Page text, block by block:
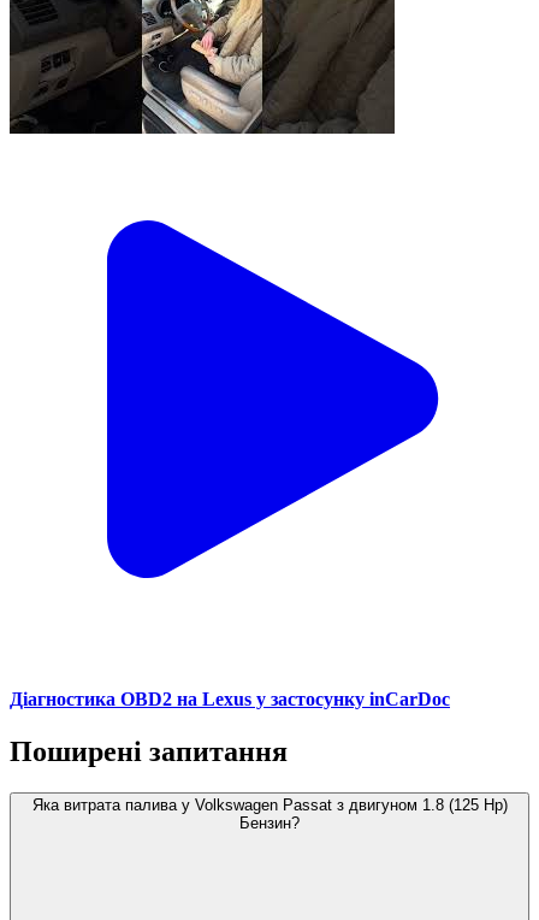
Діагностика OBD2 на Lexus у застосунку inCarDoc
Поширені запитання
Яка витрата палива у Volkswagen Passat з двигуном 1.8 (125 Hp)
Бензин?